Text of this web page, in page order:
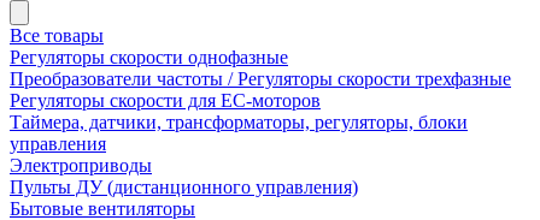
Все товары
Регуляторы скорости однофазные
Преобразователи частоты / Регуляторы скорости трехфазные
Регуляторы скорости для ЕС-моторов
Таймера, датчики, трансформаторы, регуляторы, блоки
управления
Электроприводы
Пульты ДУ (дистанционного управления)
Бытовые вентиляторы